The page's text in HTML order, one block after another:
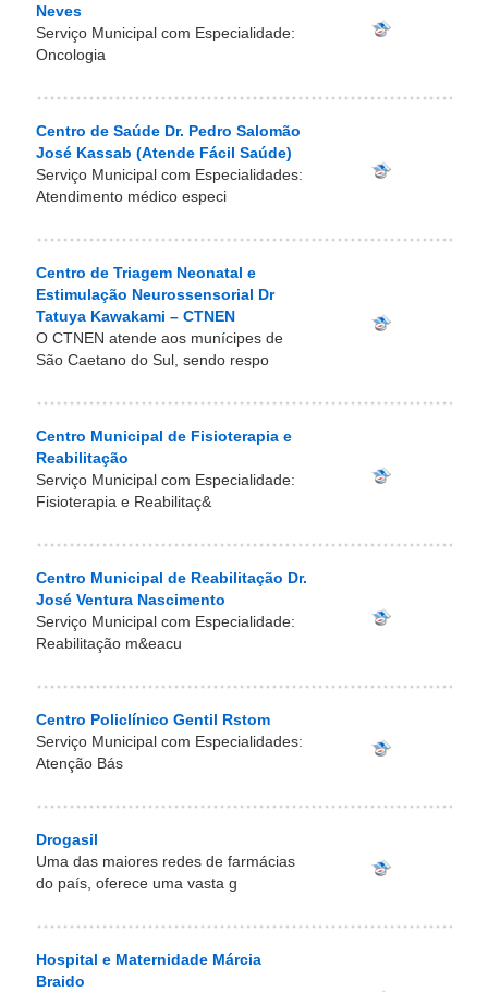
Neves
Serviço Municipal com Especialidade:
Oncologia
Centro de Saúde Dr. Pedro Salomão
José Kassab (Atende Fácil Saúde)
Serviço Municipal com Especialidades:
Atendimento médico especi
Centro de Triagem Neonatal e
Estimulação Neurossensorial Dr
Tatuya Kawakami – CTNEN
O CTNEN atende aos munícipes de
São Caetano do Sul, sendo respo
Centro Municipal de Fisioterapia e
Reabilitação
Serviço Municipal com Especialidade:
Fisioterapia e Reabilitaç&
Centro Municipal de Reabilitação Dr.
José Ventura Nascimento
Serviço Municipal com Especialidade:
Reabilitação m&eacu
Centro Policlínico Gentil Rstom
Serviço Municipal com Especialidades:
Atenção Bás
Drogasil
Uma das maiores redes de farmácias
do país, oferece uma vasta g
Hospital e Maternidade Márcia
Braido